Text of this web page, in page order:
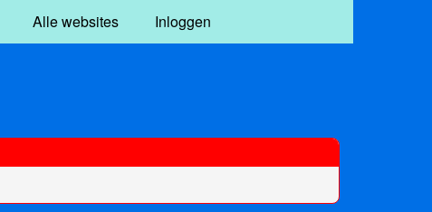
Alle websites Inloggen